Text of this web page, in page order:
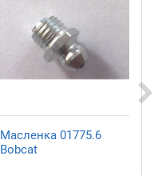
Масленка 01775.6
Bobcat